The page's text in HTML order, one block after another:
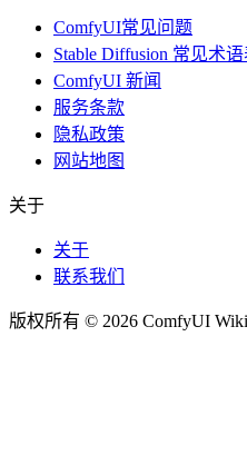
ComfyUI常见问题
Stable Diffusion 常见术语
ComfyUI 新闻
服务条款
隐私政策
网站地图
关于
关于
联系我们
版权所有 © 2026 ComfyUI